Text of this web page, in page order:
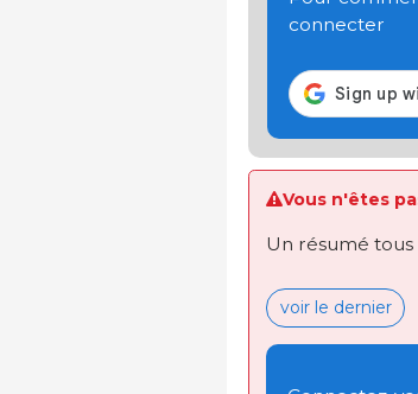
connecter
Vous n'êtes
Un résumé tous
voir le dernier